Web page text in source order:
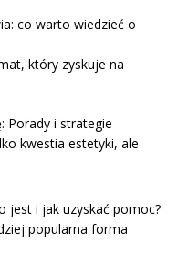
co warto wiedzieć o
który zyskuje na
Porady i strategie
kwestia estetyki, ale
jest i jak uzyskać pomoc?
popularna forma